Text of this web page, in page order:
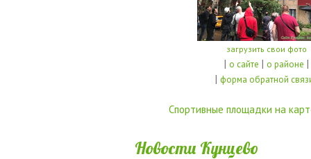
загрузить свои фото
| о сайте | о районе |
| форма обратной
Спортивные площадки на
Новости Кунцево